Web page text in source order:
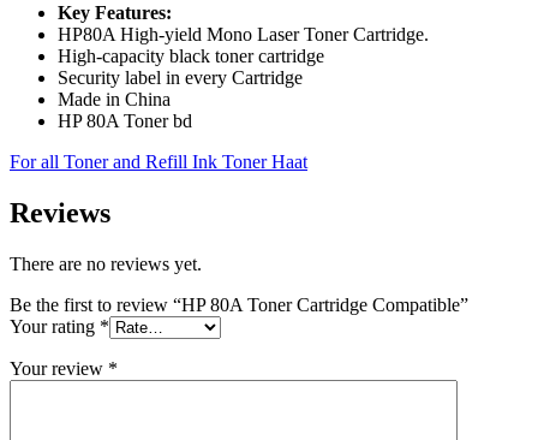
Key Features:
HP80A High-yield Mono Laser Toner Cartridge.
High-capacity black toner cartridge
Security label in every Cartridge
Made in China
HP 80A Toner bd
For all Toner and Refill Ink Toner Haat
Reviews
There are no reviews yet.
Be the first to review “HP 80A Toner Cartridge Compatible”
Your rating *
Your review *